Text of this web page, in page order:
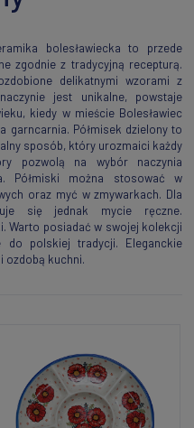
bolesławiecka to przede
zgodnie z tradycyjną recepturą.
delikatnymi wzorami z
jest unikalne, powstaje
kiedy w mieście Bolesławiec
garncarnia. Półmisek dzielony to
sposób, który urozmaici każdy
pozwolą na wybór naczynia
Półmiski można stosować w
oraz myć w zmywarkach. Dla
się jednak mycie ręczne.
Warto posiadać w swojej kolekcji
do polskiej tradycji. Eleganckie
ozdobą kuchni.